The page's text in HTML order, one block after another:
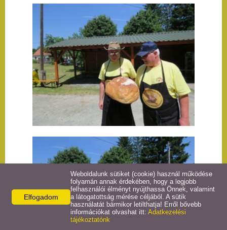
Önkormányzat
E-önkormányzatok
Egyesület
Közérdekű adatok
Hirdetmények
NaptárElfogadom
Weboldalunk sütiket (cookie) használ működése
folyamán annak érdekében, hogy a legjobb
felhasználói élményt nyújthassa Önnek, valamint
a látogatottság mérése céljából. A sütik
használatát bármikor letilthatja! Erről bővebb
információkat olvashat itt: Adatkezelési
tájékoztatónk